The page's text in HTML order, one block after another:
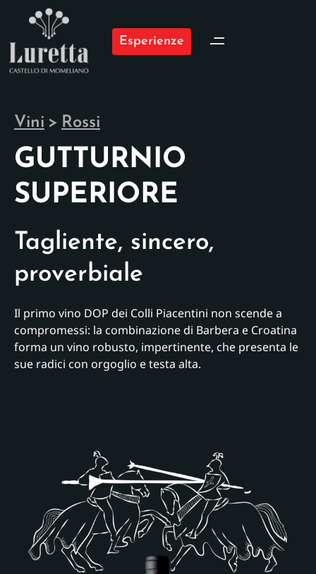
Esperienze
Vini > Rossi
GUTTURNIO
SUPERIORE
Tagliente, sincero,
proverbiale
Il primo vino DOP dei Colli Piacentini non scende a
compromessi: la combinazione di Barbera e Croatina
forma un vino robusto, impertinente, che presenta le
sue radici con orgoglio e testa alta.